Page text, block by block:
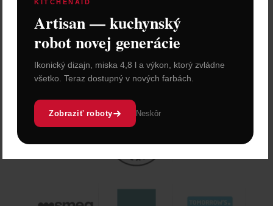
KITCHENAID
Artisan — kuchynský
robot novej generácie
Ikonický dizajn, miska 4,8 l a výkon, ktorý zvládne
všetko. Teraz dostupný v nových farbách.
Zobraziť roboty Neskôr